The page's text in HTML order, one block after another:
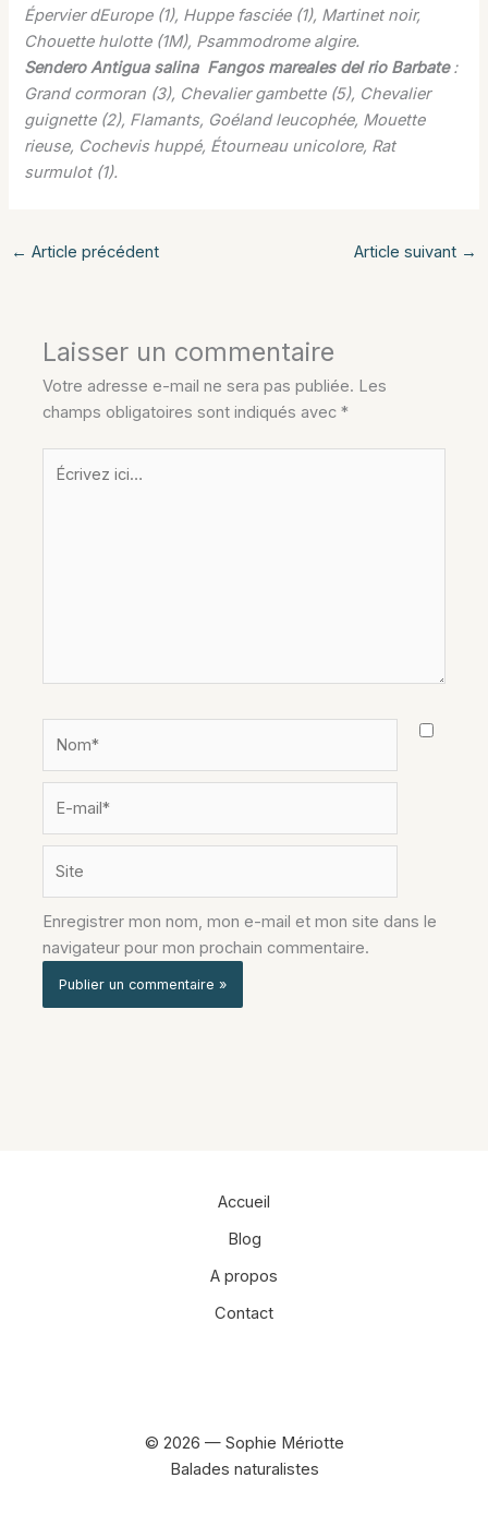
Épervier dEurope (1), Huppe fasciée (1), Martinet noir,
Chouette hulotte (1M), Psammodrome algire.
Sendero Antigua salina  Fangos mareales del rio Barbate:
Grand cormoran (3), Chevalier gambette (5), Chevalier
guignette (2), Flamants, Goéland leucophée, Mouette
rieuse, Cochevis huppé, Étourneau unicolore, Rat
surmulot (1).
← Article précédent Article suivant →
Laisser un commentaire
Votre adresse e-mail ne sera pas publiée. Les
champs obligatoires sont indiqués avec*
Écrivez
mail*
Enregistrer mon nom, mon e-mail et mon site dans le
navigateur pour mon prochain commentaire.
Accueil
Blog
A propos
Contact
© 2026 — Sophie Mériotte
Balades naturalistes